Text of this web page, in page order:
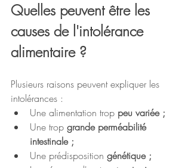
Quelles peuvent être les
causes de l'intolérance
alimentaire ?
Plusieurs raisons peuvent expliquer les
intolérances :
Une alimentation trop peu variée ;
Une trop grande perméabilité
intestinale ;
Une prédisposition génétique ;